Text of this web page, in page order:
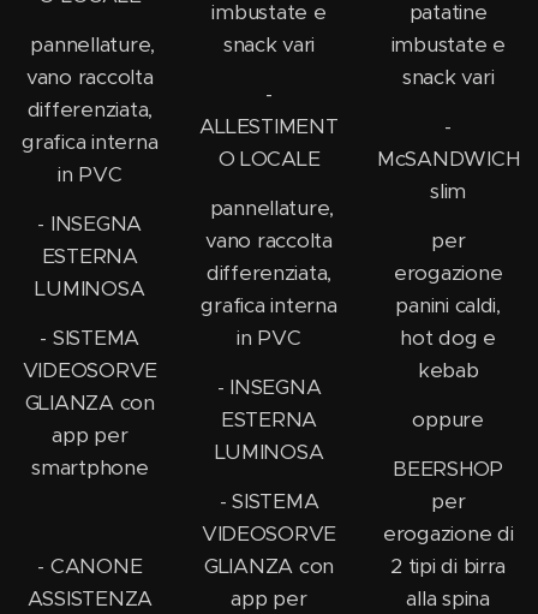
pannellature,
vano raccolta
differenziata,
grafica interna
in PVC
- INSEGNA
ESTERNA
LUMINOSA
- SISTEMA
VIDEOSORVE
GLIANZA con
app per
smartphone
- CANONE
ASSISTENZA
imbustate e
snack vari
-
ALLESTIMENT
O LOCALE
pannellature,
vano raccolta
differenziata,
grafica interna
in PVC
- INSEGNA
ESTERNA
LUMINOSA
- SISTEMA
VIDEOSORVE
GLIANZA con
app per
patatine
imbustate e
snack vari
-
McSANDWICH
slim
per
erogazione
panini caldi,
hot dog e
kebab
oppure
BEERSHOP
per
erogazione di
2 tipi di birra
alla spina